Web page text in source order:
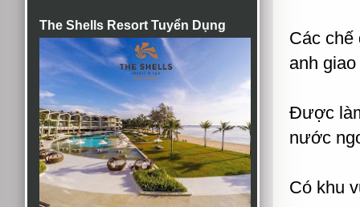
The Shells Resort Tuyển Dụng
Các chế
anh
Được
nước
Có khu